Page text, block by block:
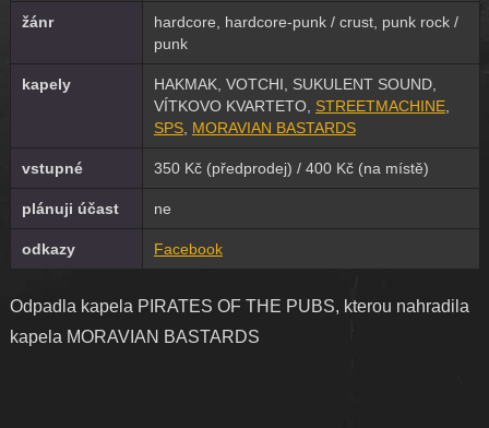
žánr
hardcore, hardcore-punk / crust, punk rock /
punk
kapely
HAKMAK, VOTCHI, SUKULENT SOUND,
VÍTKOVO KVARTETO, STREETMACHINE,
SPS, MORAVIAN BASTARDS
vstupné 350 Kč (předprodej) / 400 Kč (na místě)
plánuji účast ne
odkazy Facebook
Odpadla kapela PIRATES OF THE PUBS, kterou nahradila
kapela MORAVIAN BASTARDS